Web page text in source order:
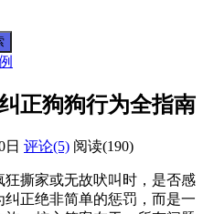
正狗狗行为全指南
日 评论(5) 阅读(190)
撕家或无故吠叫时，是否感
正绝非简单的惩罚，而是一